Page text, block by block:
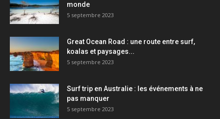
monde
5 septembre 2023
Great Ocean Road : une route entre surf,
koalas et paysages...
5 septembre 2023
Surf trip en Australie : les événements à ne
pas manquer
5 septembre 2023